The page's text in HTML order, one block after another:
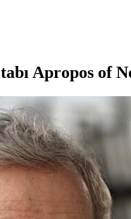
Apropos of